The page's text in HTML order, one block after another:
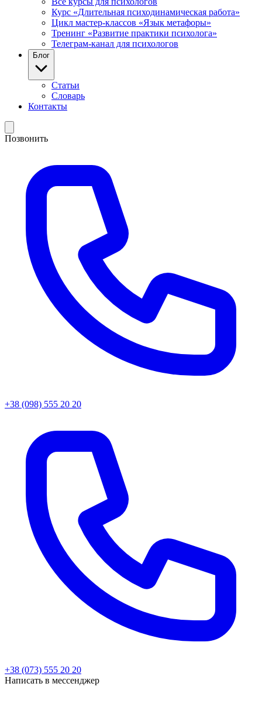
Курс «Длительная психодинамическая работа»
Цикл мастер-классов «Язык метафоры»
Тренинг «Развитие практики психолога»
Телеграм-канал для психологов
Блог
Статьи
Словарь
Контакты
Позвонить
+38 (098) 555 20 20
+38 (073) 555 20 20
Написать в мессенджер